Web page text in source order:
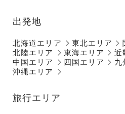
出発地
北海道エリア 東北エリア
北陸エリア
東海エリア
近
中国エリア
四国エリア
九
沖縄エリア
旅行エリア